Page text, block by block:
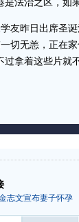
是法治之区，如
昨日出席圣诞
切无恙，正在
过拿着这些片就
志文宣布妻子怀孕